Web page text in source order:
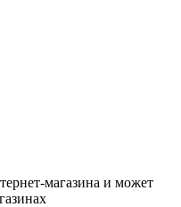
магазина и может